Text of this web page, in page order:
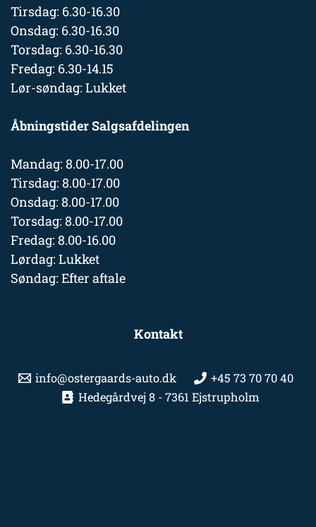
Tirsdag: 6.30-16.30
Onsdag: 6.30-16.30
Torsdag: 6.30-16.30
Fredag: 6.30-14.15
Lør-søndag: Lukket
Åbningstider Salgsafdelingen
Mandag: 8.00-17.00
Tirsdag: 8.00-17.00
Onsdag: 8.00-17.00
Torsdag: 8.00-17.00
Fredag: 8.00-16.00
Lørdag: Lukket
Søndag: Efter aftale
Kontakt
info@ostergaards-auto.dk
+45 73 70 70 40
Hedegårdvej 8 - 7361 Ejstrupholm